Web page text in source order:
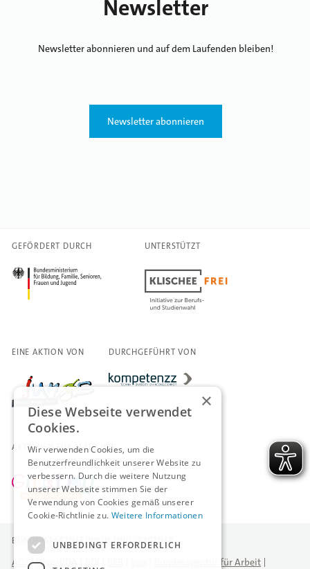
Newsletter
Newsletter abonnieren und auf dem Laufenden bleiben!
Newsletter abonnieren
GEFÖRDERT DURCH UNTERSTÜTZT
EINE AKTION VON DURCHGEFÜHRT VON
AKTIONEN FÜR MÄDCHEN
BÜNDNISPARTNERINNEN UND -PARTNER
AGJ Logo-BDA Bundesagentur für Arbeit
×
Diese Webseite verwendet
Cookies.
Wir verwenden Cookies, um die
Benutzerfreundlichkeit unserer Website zu
verbessern. Durch die weitere Nutzung
unserer Webseite stimmen Sie der
Verwendung von Cookies gemäß unserer
Cookie-Richtlinie zu. Weitere Informationen
UNBEDINGT ERFORDERLICH